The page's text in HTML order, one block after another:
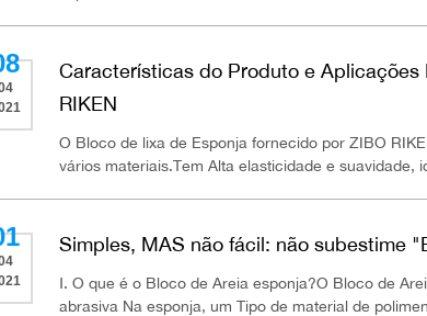
Características do Produto e
RIKEN
O Bloco de lixa de Esponja fornecido por ZIBO
vários materiais.Tem Alta elasticidade e
Simples, MAS não fácil: não subestime
Ⅰ. O que é o Bloco de Areia esponja?O Bloco de
abrasiva Na esponja, um Tipo de material de